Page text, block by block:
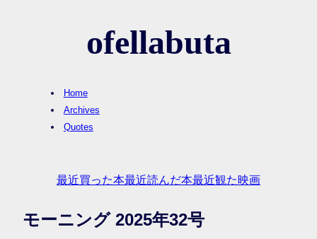
ofellabuta
Home
Archives
Quotes
最近買った本最近読んだ本最近観た映画
モーニング 2025年32号